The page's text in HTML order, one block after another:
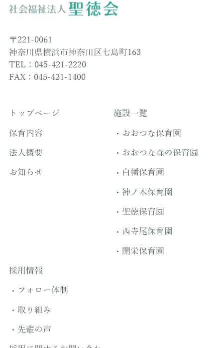
〒221-0061
神奈川県横浜市神奈川区七島町163
TEL：045-421-2220
FAX：045-421-1400
トップページ
保育内容
法人概要
お知らせ
施設一覧
おおつな保育園
おおつな森の保育園
白幡保育園
神ノ木保育園
聖徳保育園
西寺尾保育園
開栄保育園
採用情報
フォロー体制
取り組み
先輩の声